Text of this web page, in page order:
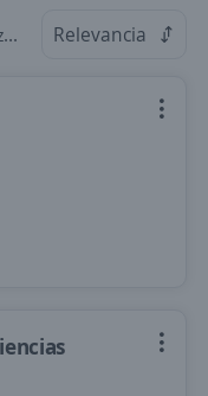
Relevancia